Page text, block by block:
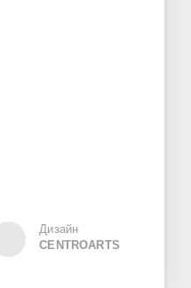
Дизайн
CENTROARTS